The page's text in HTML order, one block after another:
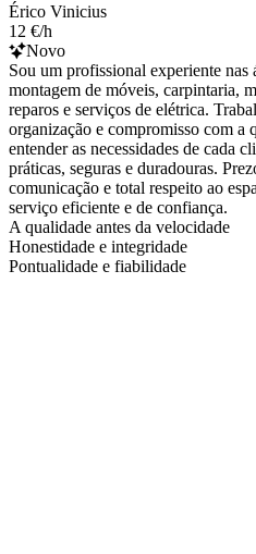
Érico Vinicius
12 €/h
Novo
Sou um profissional experiente nas
montagem de móveis, carpintaria,
reparos e serviços de elétrica.
organização e compromisso com a
entender as necessidades de cada
práticas, seguras e duradouras.
comunicação e total respeito ao
serviço eficiente e de confiança.
A qualidade antes da velocidade
Honestidade e integridade
Pontualidade e fiabilidade